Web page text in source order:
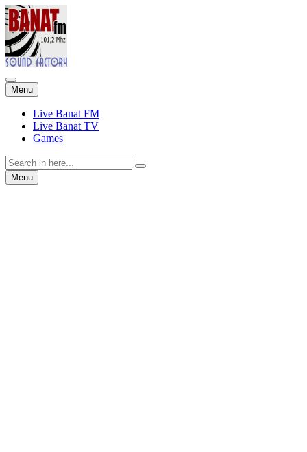
Menu Skip
to
content
Live Banat FM
Live Banat TV
Games
Search
for:Menu Skip
to